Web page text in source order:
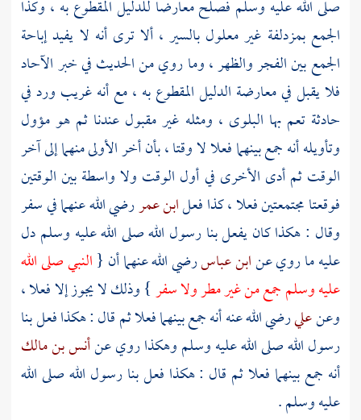
صلى الله عليه وسلم فصلح معارضا للدليل المقطوع به ، وكذا
الجمعبمزدلفة غير معلول بالسير ، ألا ترى أنه لا يفيد إباحة
الجمع بين الفجر والظهر ، وما روي من الحديث في خبر الآحاد
فلا يقبل في معارضة الدليل المقطوع به ، مع أنه غريب ورد في
حادثة تعم بها البلوى ، ومثله غير مقبول عندنا ثم هو مؤول
وتأويله أنه جمع بينهما فعلا لا وقتا ، بأن أخر الأولى منهما إلى آخر
الوقت ثم أدى الأخرى في أول الوقت ولا واسطة بين الوقتين
فوقعتا مجتمعتين فعلا ، كذا فعلابن عمررضي الله عنهما في سفر
وقال : هكذا كان يفعل بنا رسول الله صلى الله عليه وسلم دل
عليه ما روي عنابن عباسرضي الله عنهما أن {النبي صلى الله
عليه وسلم جمع من غير مطر ولا سفر} وذلك لا يجوز إلا فعلا ،
وعنعليرضي الله عنه أنه جمع بينهما فعلا ثم قال : هكذا فعل بنا
رسول الله صلى الله عليه وسلم وهكذا روي عنأنس بن مالك
أنه جمع بينهما فعلا ثم قال : هكذا فعل بنا رسول الله صلى الله
عليه وسلم .